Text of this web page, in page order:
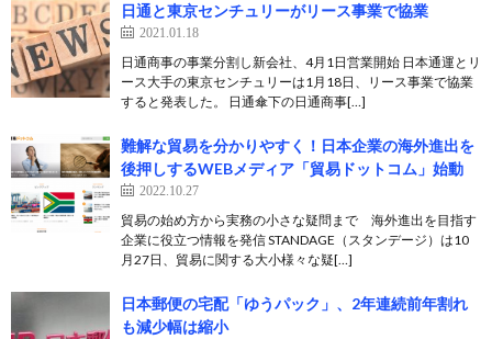
日通と東京センチュリーがリース事業で協業
2021.01.18
日通商事の事業分割し新会社、4月1日営業開始 日本通運とリ
ース大手の東京センチュリーは1月18日、リース事業で協業
すると発表した。 日通傘下の日通商事[…]
難解な貿易を分かりやすく！日本企業の海外進出を
後押しするWEBメディア「貿易ドットコム」始動
2022.10.27
貿易の始め方から実務の小さな疑問まで 海外進出を目指す
企業に役立つ情報を発信 STANDAGE（スタンデージ）は10
月27日、貿易に関する大小様々な疑[…]
日本郵便の宅配「ゆうパック」、2年連続前年割れ
も減少幅は縮小